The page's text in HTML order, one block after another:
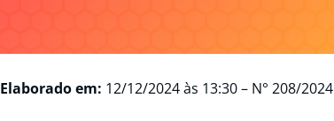
Elaborado em: 12/12/2024 às 13:30 – N° 208/2024